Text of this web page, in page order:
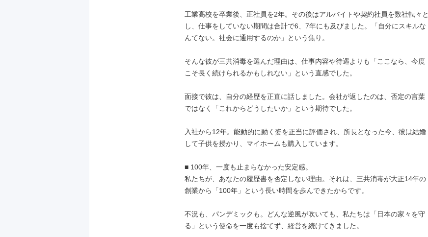
工業高校を卒業後、正社員を2年。その後はアルバイトや契約社員を数社転々と
し、仕事をしていない期間は合計で6、7年にも及びました。「自分にスキルな
んてない。社会に通用するのか」という焦り。
そんな彼が三共消毒を選んだ理由は、仕事内容や待遇よりも「ここなら、今度
こそ長く続けられるかもしれない」という直感でした。
面接で彼は、自分の経歴を正直に話しました。会社が返したのは、否定の言葉
ではなく「これからどうしたいか」という期待でした。
入社から12年。能動的に動く姿を正当に評価され、所長となった今、彼は結婚
して子供を授かり、マイホームも購入しています。
■ 100年、一度も止まらなかった安定感。
私たちが、あなたの履歴書を否定しない理由。それは、三共消毒が大正14年の
創業から「100年」という長い時間を歩んできたからです。
不況も、パンデミックも。どんな逆風が吹いても、私たちは「日本の家々を守
る」という使命を一度も捨てず、経営を続けてきました。